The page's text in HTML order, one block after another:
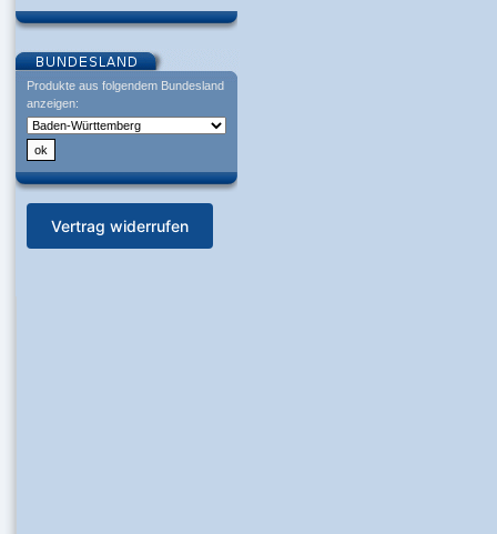
Produkte aus folgendem Bundesland
anzeigen:
Vertrag widerrufen